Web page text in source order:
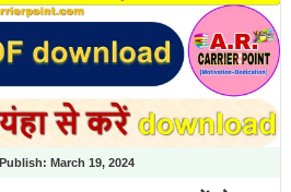
Publish:March 19, 2024